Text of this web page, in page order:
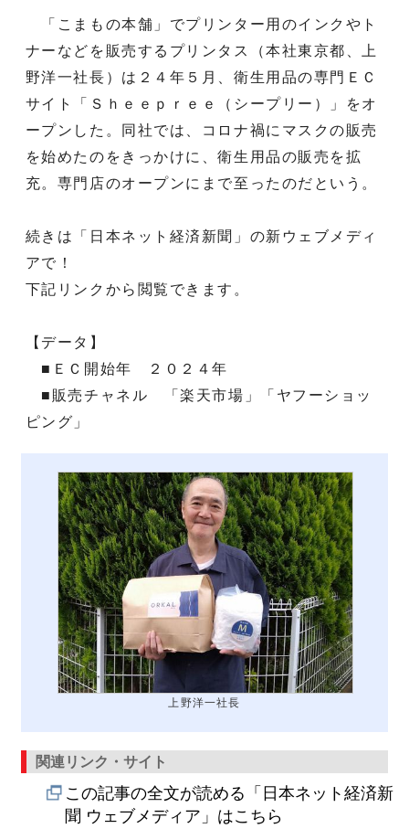
「こまもの本舗」でプリンター用のインクやト
ナーなどを販売するプリンタス（本社東京都、上
野洋一社長）は２４年５月、衛生用品の専門ＥＣ
サイト「Ｓｈｅｅｐｒｅｅ（シープリー）」をオ
ープンした。同社では、コロナ禍にマスクの販売
を始めたのをきっかけに、衛生用品の販売を拡
充。専門店のオープンにまで至ったのだという。
続きは「日本ネット経済新聞」の新ウェブメディ
アで！
下記リンクから閲覧できます。
【データ】
■ＥＣ開始年 ２０２４年
■販売チャネル 「楽天市場」「ヤフーショッ
ピング」
上野洋一社長
関連リンク・サイト
この記事の全文が読める「日本ネット経済新
聞 ウェブメディア」はこちら